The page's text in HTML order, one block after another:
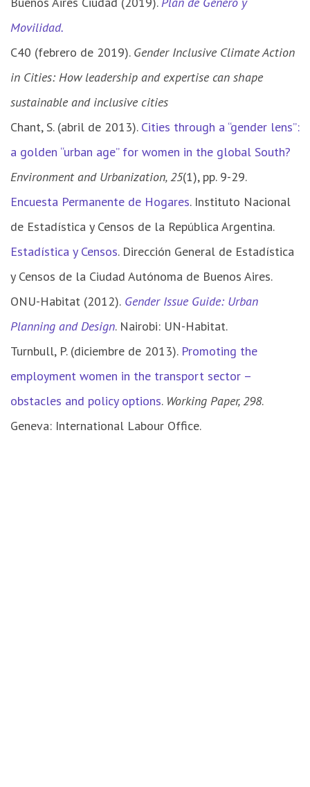
Movilidad.
C40 (febrero de 2019). Gender Inclusive Climate Action
in Cities: How leadership and expertise can shape
sustainable and inclusive cities
Chant, S. (abril de 2013). Cities through a “gender lens”:
a golden “urban age” for women in the global South?
Environment and Urbanization, 25(1), pp. 9-29.
Encuesta Permanente de Hogares. Instituto Nacional
de Estadística y Censos de la República Argentina.
Estadística y Censos. Dirección General de Estadística
y Censos de la Ciudad Autónoma de Buenos Aires.
ONU-Habitat (2012). Gender Issue Guide: Urban
Planning and Design. Nairobi: UN-Habitat.
Turnbull, P. (diciembre de 2013). Promoting the
employment women in the transport sector –
obstacles and policy options. Working Paper, 298.
Geneva: International Labour Office.